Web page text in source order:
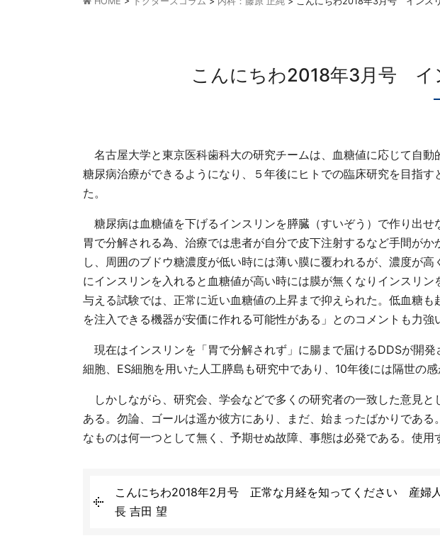
こんにちわ2018年3月号 イ
名古屋大学と東京医科歯科大の研究チームは、血糖値に応じて自
糖尿病治療ができるようになり、５年後にヒトでの臨床研究を目指
た。
糖尿病は血糖値を下げるインスリンを膵臓（すいぞう）で作り出
胃で分解される為、治療では患者が自分で皮下注射するなど手間が
し、周囲のブドウ糖濃度が低い時には薄い膜に覆われるが、濃度が
にインスリンを入れると血糖値が高い時には膜が無くなりインスリ
与える試験では、正常に近い血糖値の上昇まで抑えられた。低血糖
を注入できる機器が安価に作れる可能性がある」とのコメントも力強
現在はインスリンを「胃で分解されず」に腸まで届けるDDSが開
細胞、ES細胞を用いた人工膵島も研究中であり、10年後には隔世の感
しかしながら、研究会、学会などで多くの研究者の一致した意見
ある。勿論、ゴールは遥か彼方にあり、まだ、始まったばかりであ
なものは何一つとして無く、予期せぬ故障、事態は必発である。使
こんにちわ2018年2月号 正常な月経を知ってください 産婦
長 吉田 望